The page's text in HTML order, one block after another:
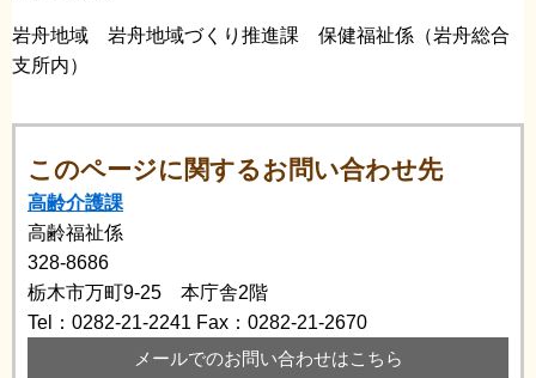
岩舟地域 岩舟地域づくり推進課 保健福祉係（岩舟総合
支所内）
このページに関するお問い合わせ先
高齢介護課
高齢福祉係
328-8686
栃木市万町9-25 本庁舎2階
Tel：0282-21-2241 Fax：0282-21-2670
メールでのお問い合わせはこちら